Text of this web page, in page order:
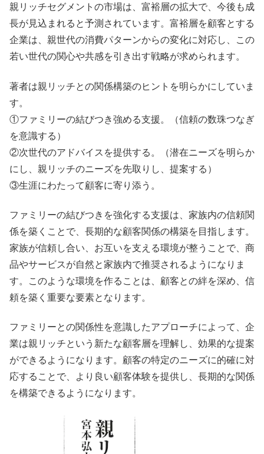
親リッチセグメントの市場は、富裕層の拡大で、今後も成
長が見込まれると予測されています。富裕層を顧客とする
企業は、親世代の消費パターンからの変化に対応し、この
若い世代の関心や共感を引き出す戦略が求められます。
著者は親リッチとの関係構築のヒントを明らかにしていま
す。
①ファミリーの結びつき強める支援。（信頼の数珠つなぎ
を意識する）
②次世代のアドバイスを提供する。（潜在ニーズを明らか
にし、親リッチのニーズを先取りし、提案する）
③生涯にわたって顧客に寄り添う。
ファミリーの結びつきを強化する支援は、家族内の信頼関
係を築くことで、長期的な顧客関係の構築を目指します。
家族が信頼し合い、お互いを支える環境が整うことで、商
品やサービスが自然と家族内で推奨されるようになりま
す。このような環境を作ることは、顧客との絆を深め、信
頼を築く重要な要素となります。
ファミリーとの関係性を意識したアプローチによって、企
業は親リッチという新たな顧客層を理解し、効果的な提案
ができるようになります。顧客の特定のニーズに的確に対
応することで、より良い顧客体験を提供し、長期的な関係
を構築できるようになります。